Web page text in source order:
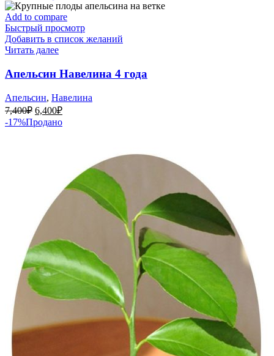
Add to compare
Быстрый просмотр
Добавить в список желаний
Читать далее
Апельсин Навелина 4 года
Апельсин, Навелина
7,400₽ Первоначальная
цена
составляла
6,400₽Текущая
-17%Продано